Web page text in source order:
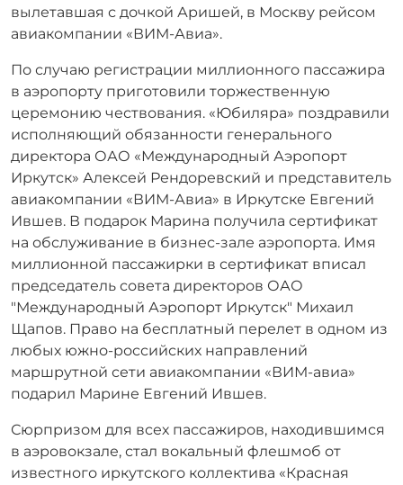
вылетавшая с дочкой Аришей, в Москву рейсом
авиакомпании «ВИМ-Авиа».
По случаю регистрации миллионного пассажира
в аэропорту приготовили торжественную
церемонию чествования. «Юбиляра» поздравили
исполняющий обязанности генерального
директора ОАО «Международный Аэропорт
Иркутск» Алексей Рендоревский и представитель
авиакомпании «ВИМ-Авиа» в Иркутске Евгений
Ившев. В подарок Марина получила сертификат
на обслуживание в бизнес-зале аэропорта. Имя
миллионной пассажирки в сертификат вписал
председатель совета директоров ОАО
"Международный Аэропорт Иркутск" Михаил
Щапов. Право на бесплатный перелет в одном из
любых южно-российских направлений
маршрутной сети авиакомпании «ВИМ-авиа»
подарил Марине Евгений Ившев.
Сюрпризом для всех пассажиров, находившимся
в аэровокзале, стал вокальный флешмоб от
известного иркутского коллектива «Красная